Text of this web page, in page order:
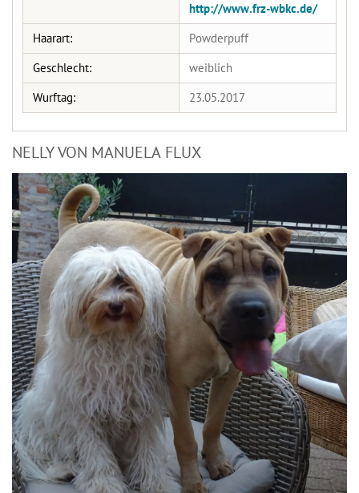
http://www.frz-wbkc.de/
Haarart:
Powderpuff
Geschlecht:
weiblich
Wurftag:
23.05.2017
NELLY VON MANUELA FLUX